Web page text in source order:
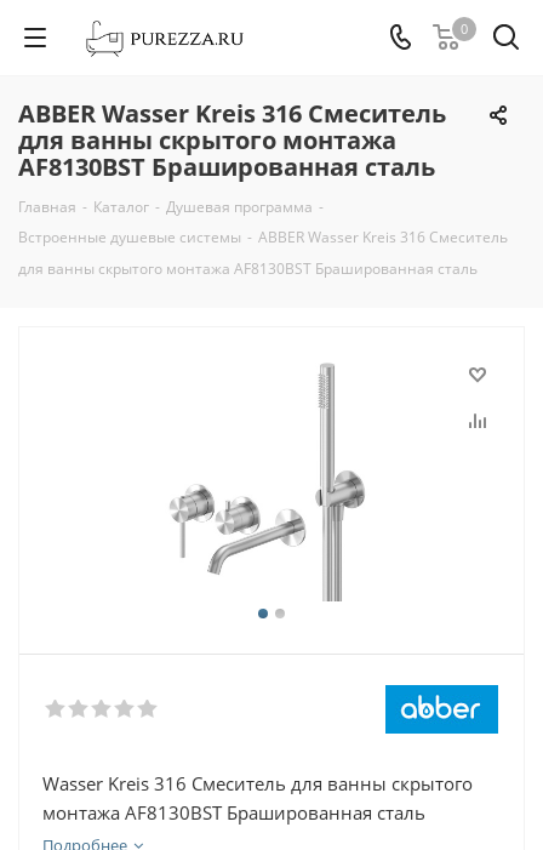
0
ABBER Wasser Kreis 316 Смеситель
для ванны скрытого монтажа
AF8130BST Брашированная сталь
Главная - Каталог - Душевая программа -
Встроенные душевые системы - ABBER Wasser Kreis 316 Смеситель
для ванны скрытого монтажа AF8130BST Брашированная сталь
Wasser Kreis 316 Смеситель для ванны скрытого
монтажа AF8130BST Брашированная сталь
Подробнее